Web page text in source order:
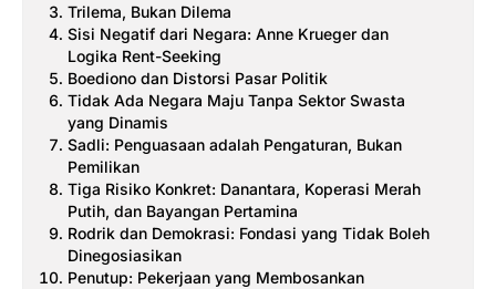
Trilema, Bukan Dilema
Sisi Negatif dari Negara: Anne Krueger dan
Logika Rent-Seeking
Boediono dan Distorsi Pasar Politik
Tidak Ada Negara Maju Tanpa Sektor Swasta
yang Dinamis
Sadli: Penguasaan adalah Pengaturan, Bukan
Pemilikan
Tiga Risiko Konkret: Danantara, Koperasi Merah
Putih, dan Bayangan Pertamina
Rodrik dan Demokrasi: Fondasi yang Tidak Boleh
Dinegosiasikan
Penutup: Pekerjaan yang Membosankan